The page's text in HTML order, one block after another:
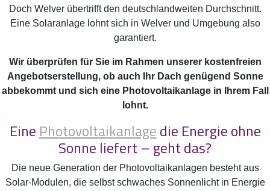
Doch Welver übertrifft den deutschlandweiten Durchschnitt.
Eine Solaranlage lohnt sich in Welver und Umgebung also
garantiert.
Wir überprüfen für Sie im Rahmen unserer kostenfreien
Angebotserstellung, ob auch Ihr Dach genügend Sonne
abbekommt und sich eine Photovoltaikanlage in Ihrem Fall
lohnt.
Eine Photovoltaikanlagedie Energie ohne
Sonne liefert – geht das?
Die neue Generation der Photovoltaikanlagen besteht aus
Solar-Modulen, die selbst schwaches Sonnenlicht in Energie